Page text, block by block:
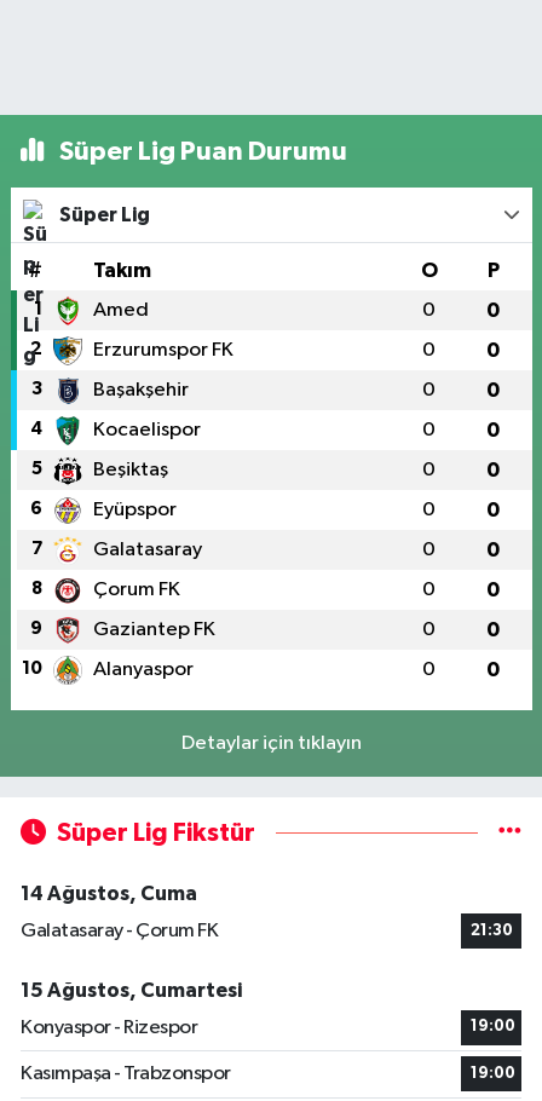
Süper Lig Puan Durumu
Süper Lig
# Takım O P
1 Amed 0 0
2 Erzurumspor FK 0 0
3 Başakşehir 0 0
4 Kocaelispor 0 0
5 Beşiktaş 0 0
6 Eyüpspor 0 0
7 Galatasaray 0 0
8 Çorum FK 0 0
9 Gaziantep FK 0 0
10 Alanyaspor 0 0
Detaylar için tıklayın
Süper Lig Fikstür
14 Ağustos, Cuma
Galatasaray - Çorum FK
21:30
15 Ağustos, Cumartesi
Konyaspor - Rizespor
19:00
Kasımpaşa - Trabzonspor 19:00